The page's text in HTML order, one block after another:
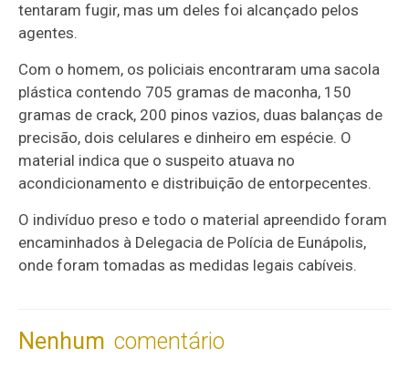
tentaram fugir, mas um deles foi alcançado pelos
agentes.
Com o homem, os policiais encontraram uma sacola
plástica contendo 705 gramas de maconha, 150
gramas de crack, 200 pinos vazios, duas balanças de
precisão, dois celulares e dinheiro em espécie. O
material indica que o suspeito atuava no
acondicionamento e distribuição de entorpecentes.
O indivíduo preso e todo o material apreendido foram
encaminhados à Delegacia de Polícia de Eunápolis,
onde foram tomadas as medidas legais cabíveis.
Nenhum comentário